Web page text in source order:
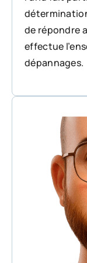
de répondre
effectue
dépannages.